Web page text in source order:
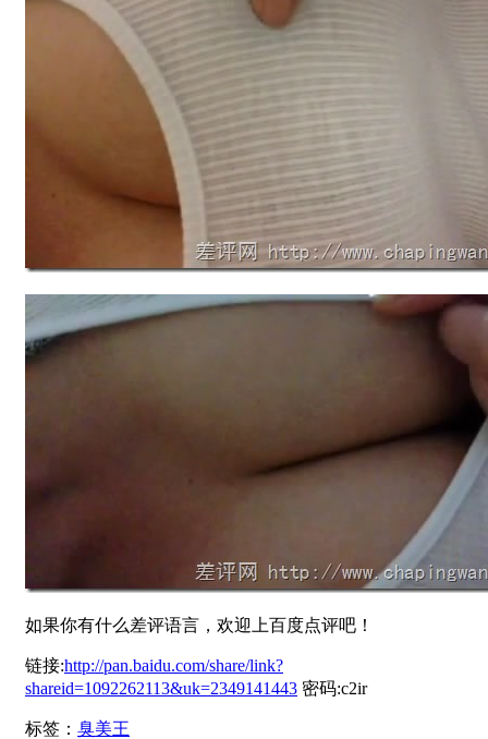
如果你有什么差评语言，欢迎上百度点评吧！
链接:http://pan.baidu.com/share/link?
shareid=1092262113&uk=2349141443 密码:c2ir
标签： 臭美王